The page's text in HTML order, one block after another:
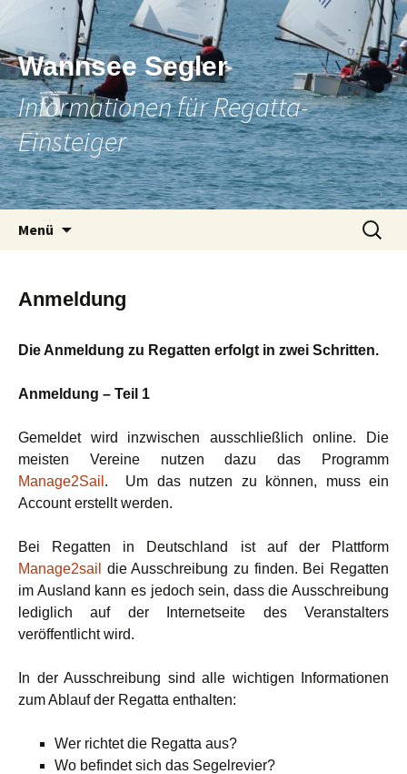
Wannsee Segler
Informationen für Regatta-
Einsteiger
Menü
Suchen
nach:
Anmeldung
Die Anmeldung zu Regatten erfolgt in zwei Schritten.
Anmeldung – Teil 1
Gemeldet wird inzwischen ausschließlich online. Die
meisten Vereine nutzen dazu das Programm
Manage2Sail . Um das nutzen zu können, muss ein
Account erstellt werden.
Bei Regatten in Deutschland ist auf der Plattform
Manage2sail
die Ausschreibung zu finden. Bei Regatten
im Ausland kann es jedoch sein, dass die Ausschreibung
lediglich auf der Internetseite des Veranstalters
veröffentlicht wird.
In der Ausschreibung sind alle wichtigen Informationen
zum Ablauf der Regatta enthalten:
Wer richtet die Regatta aus?
Wo befindet sich das Segelrevier?